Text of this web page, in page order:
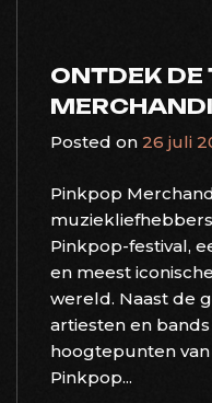
ONTDEK DE
Posted on 26 juli
Pinkpop
Pinkpop-festival,
en meest
wereld. Naast de
artiesten en bands
hoogtepunten
Pinkpop...